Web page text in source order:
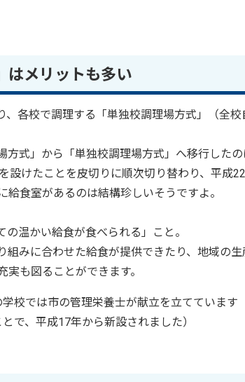
はメリットも多い
各校で調理する「単独校調理場方式」（全校
式」から「単独校調理場方式」へ移行した
設けたことを皮切りに順次切り替わり、平成
食室があるのは結構珍しいそうですよ。
温かい給食が食べられる」こと。
組みに合わせた給食が提供できたり、地域の生
も図ることができます。
校では市の管理栄養士が献立を立てています
で、平成17年から新設されました）